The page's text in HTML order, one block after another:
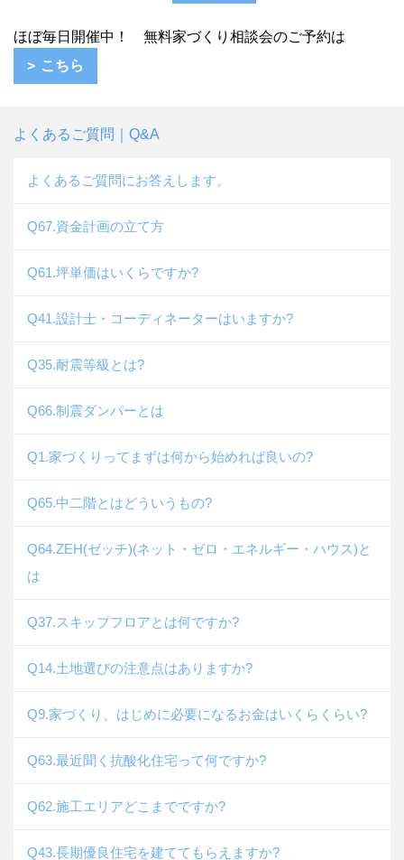
ほぼ毎日開催中！ 無料家づくり相談会のご予約は
こちら
よくあるご質問｜Q&A
よくあるご質問にお答えします。
Q67.資金計画の立て方
Q61.坪単価はいくらですか?
Q41.設計士・コーディネーターはいますか?
Q35.耐震等級とは?
Q66.制震ダンパーとは
Q1.家づくりってまずは何から始めれば良いの?
Q65.中二階とはどういうもの?
Q64.ZEH(ゼッチ)(ネット・ゼロ・エネルギー・ハウス)と
は
Q37.スキップフロアとは何ですか?
Q14.土地選びの注意点はありますか?
Q9.家づくり、はじめに必要になるお金はいくらくらい?
Q63.最近聞く抗酸化住宅って何ですか?
Q62.施工エリアどこまでですか?
Q43.長期優良住宅を建ててもらえますか?